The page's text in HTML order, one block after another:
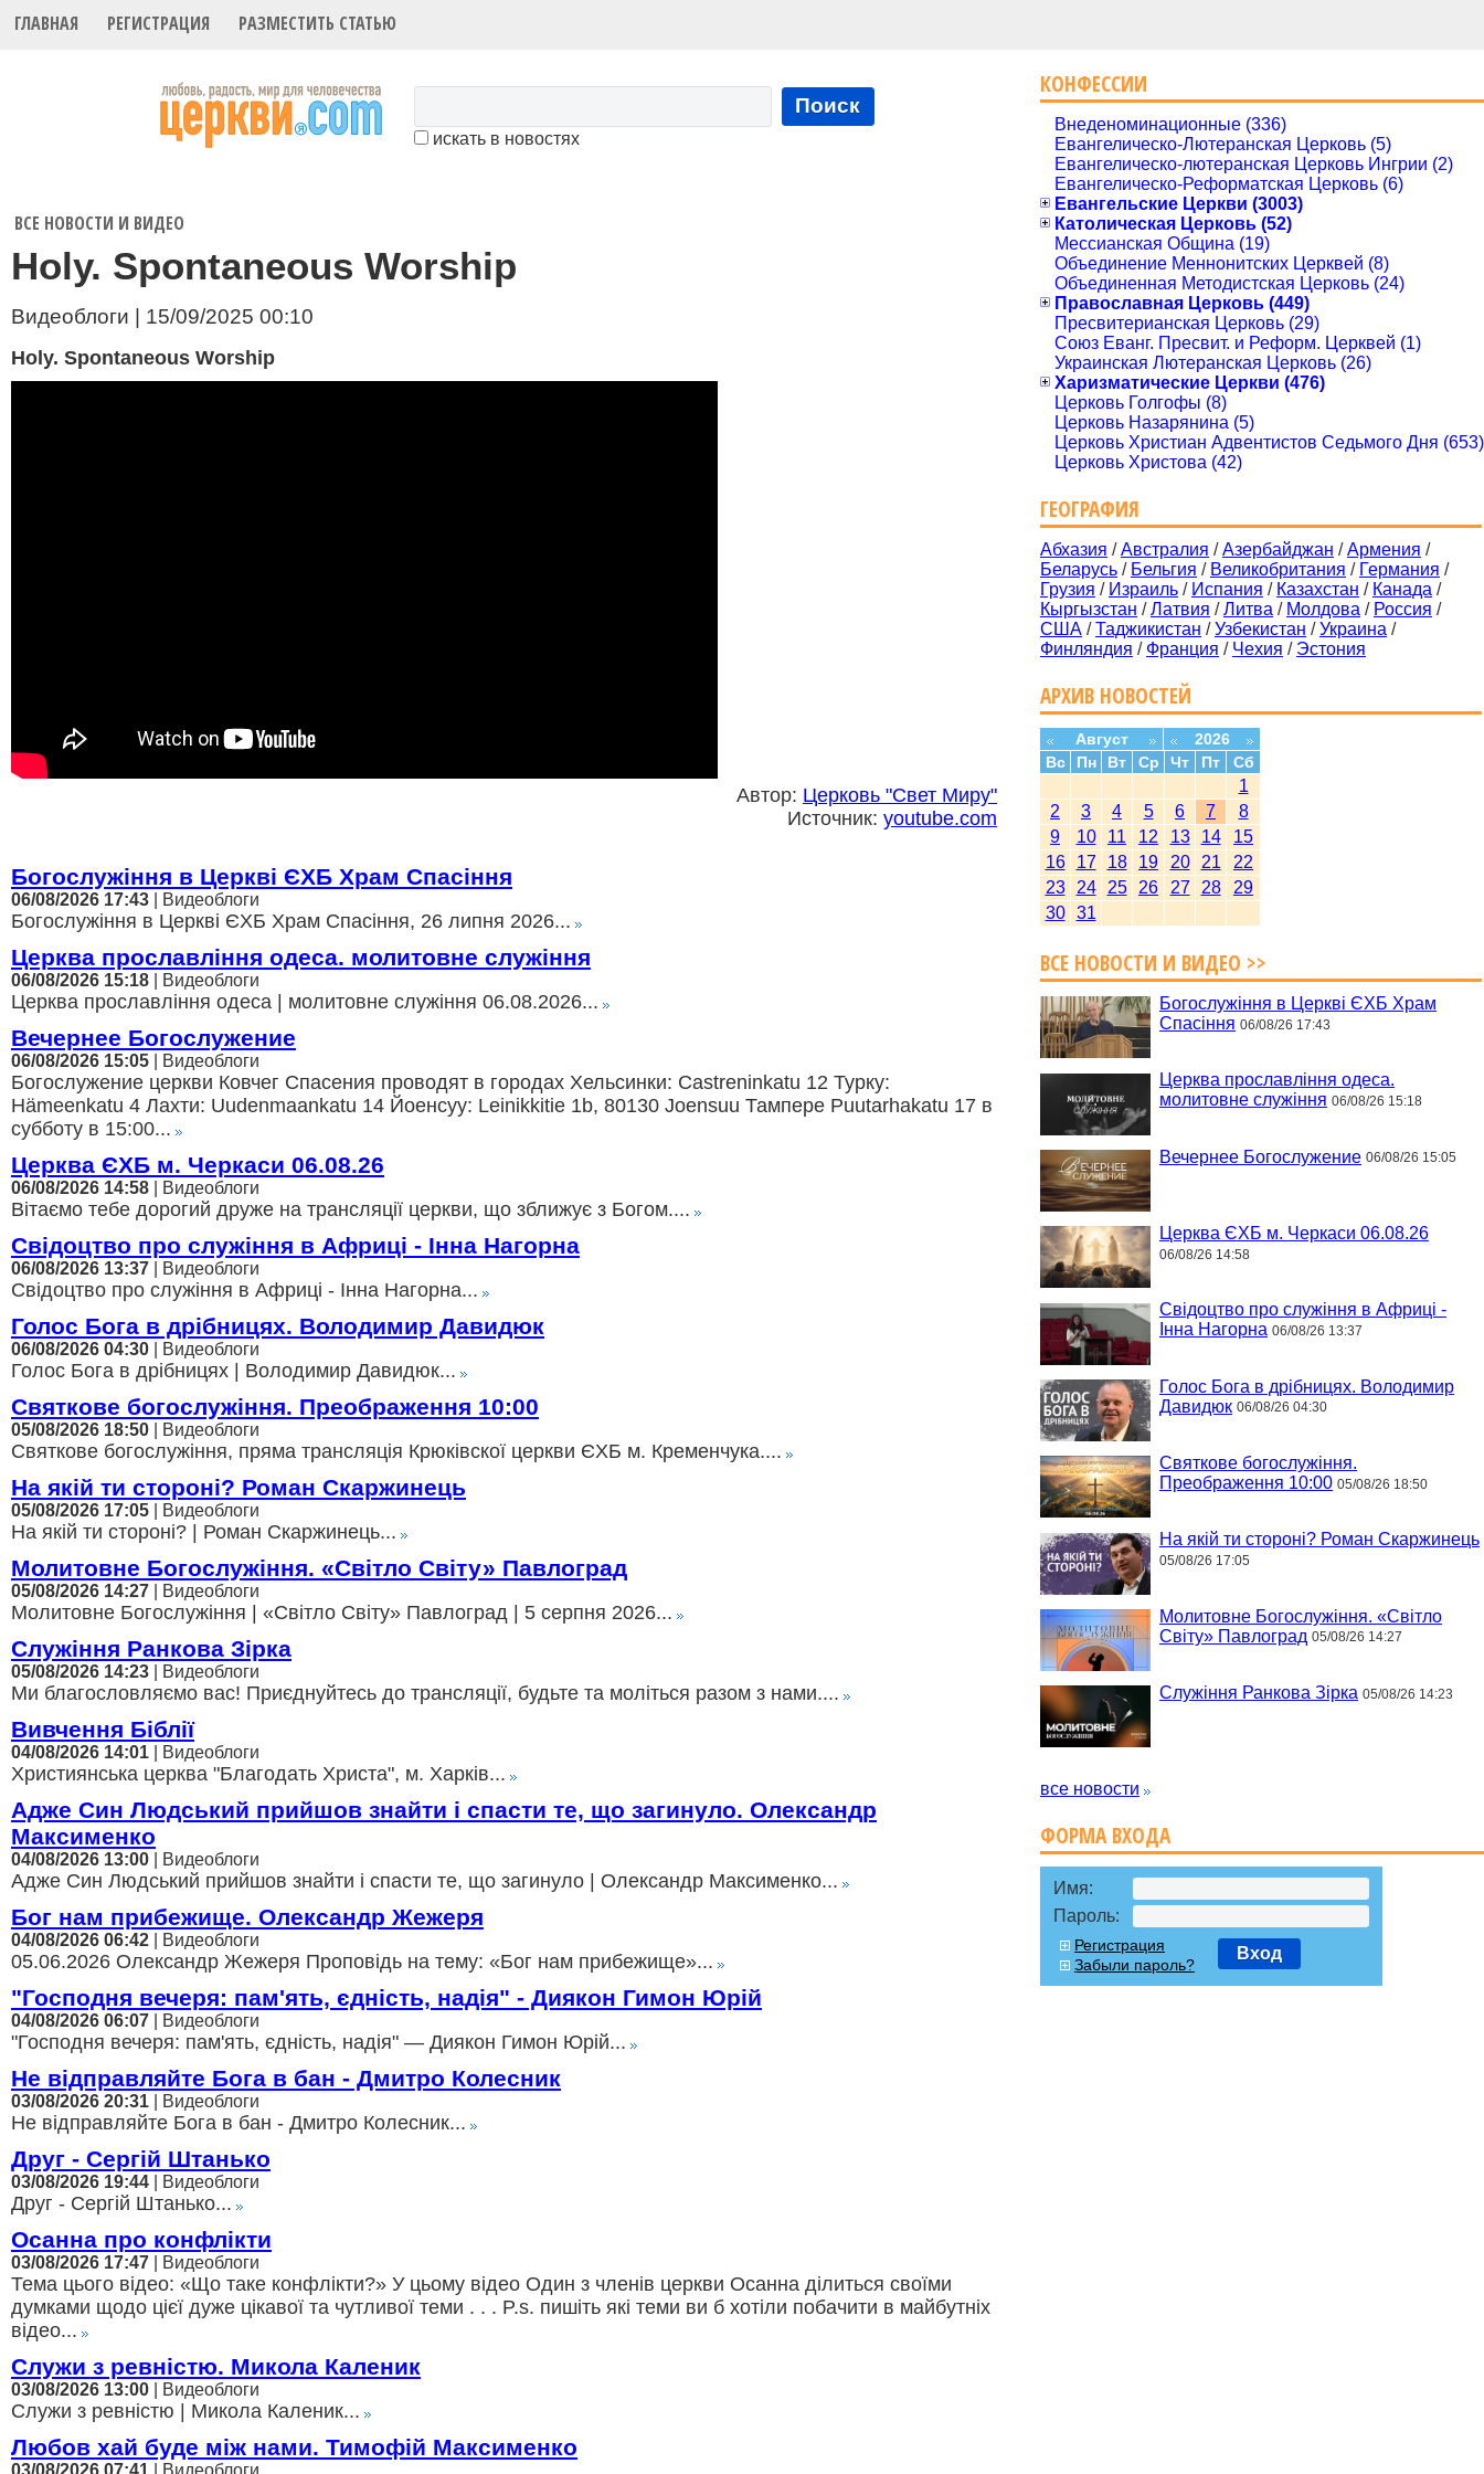
ГЛАВНАЯ РЕГИСТРАЦИЯ РАЗМЕСТИТЬ СТАТЬЮ
Поиск
искать в новостях
ВСЕ НОВОСТИ И ВИДЕО
Holy. Spontaneous Worship
Видеоблоги | 15/09/2025 00:10
Holy. Spontaneous Worship
Автор: Церковь "Свет Миру"
Источник: youtube.com
Богослужіння в Церкві ЄХБ Храм Спасіння
06/08/2026 17:43 | Видеоблоги
Богослужіння в Церкві ЄХБ Храм Спасіння, 26 липня 2026...
Церква прославління одеса. молитовне служіння
06/08/2026 15:18 | Видеоблоги
Церква прославління одеса | молитовне служіння 06.08.2026...
Вечернее Богослужение
06/08/2026 15:05 | Видеоблоги
Богослужение церкви Ковчег Спасения проводят в городах Хельсинки: Castreninkatu 12 Турку:
Hämeenkatu 4 Лахти: Uudenmaankatu 14 Йоенсуу: Leinikkitie 1b, 80130 Joensuu Тампере Puutarhakatu 17 в
субботу в 15:00...
Церква ЄХБ м. Черкаси 06.08.26
06/08/2026 14:58 | Видеоблоги
Вітаємо тебе дорогий друже на трансляції церкви, що зближує з Богом....
Свідоцтво про служіння в Африці - Інна Нагорна
06/08/2026 13:37 | Видеоблоги
Свідоцтво про служіння в Африці - Інна Нагорна...
Голос Бога в дрібницях. Володимир Давидюк
06/08/2026 04:30 | Видеоблоги
Голос Бога в дрібницях | Володимир Давидюк...
Святкове богослужіння. Преображення 10:00
05/08/2026 18:50 | Видеоблоги
Святкове богослужіння, пряма трансляція Крюківскої церкви ЄХБ м. Кременчука....
На якій ти стороні? Роман Скаржинець
05/08/2026 17:05 | Видеоблоги
На якій ти стороні? | Роман Скаржинець...
Молитовне Богослужіння. «Світло Світу» Павлоград
05/08/2026 14:27 | Видеоблоги
Молитовне Богослужіння | «Світло Світу» Павлоград | 5 серпня 2026...
Служіння Ранкова Зірка
05/08/2026 14:23 | Видеоблоги
Ми благословляємо вас! Приєднуйтесь до трансляції, будьте та моліться разом з нами....
Вивчення Біблії
04/08/2026 14:01 | Видеоблоги
Християнська церква "Благодать Христа", м. Харків...
Адже Син Людський прийшов знайти і спасти те, що загинуло. Олександр
Максименко
04/08/2026 13:00 | Видеоблоги
Адже Син Людський прийшов знайти і спасти те, що загинуло | Олександр Максименко...
Бог нам прибежище. Олександр Жежеря
04/08/2026 06:42 | Видеоблоги
05.06.2026 Олександр Жежеря Проповідь на тему: «Бог нам прибежище»...
"Господня вечеря: пам'ять, єдність, надія" - Диякон Гимон Юрій
04/08/2026 06:07 | Видеоблоги
"Господня вечеря: пам'ять, єдність, надія" — Диякон Гимон Юрій...
Не відправляйте Бога в бан - Дмитро Колесник
03/08/2026 20:31 | Видеоблоги
Не відправляйте Бога в бан - Дмитро Колесник...
Друг - Сергій Штанько
03/08/2026 19:44 | Видеоблоги
Друг - Сергій Штанько...
Осанна про конфлікти
03/08/2026 17:47 | Видеоблоги
Тема цього відео: «Що таке конфлікти?» У цьому відео Один з членів церкви Осанна ділиться своїми
думками щодо цієї дуже цікавої та чутливої теми . . . P.s. пишіть які теми ви б хотіли побачити в майбутніх
відео...
Служи з ревністю. Микола Каленик
03/08/2026 13:00 | Видеоблоги
Служи з ревністю | Микола Каленик...
Любов хай буде між нами. Тимофій Максименко
КОНФЕССИИ
Внеденоминационные (336)
Евангелическо-Лютеранская Церковь (5)
Евангелическо-лютеранская Церковь Ингрии (2)
Евангелическо-Реформатская Церковь (6)
Евангельские Церкви (3003)
Католическая Церковь (52)
Мессианская Община (19)
Объединение Меннонитских Церквей (8)
Объединенная Методистская Церковь (24)
Православная Церковь (449)
Пресвитерианская Церковь (29)
Союз Еванг. Пресвит. и Реформ. Церквей (1)
Украинская Лютеранская Церковь (26)
Харизматические Церкви (476)
Церковь Голгофы (8)
Церковь Назарянина (5)
Церковь Христиан Адвентистов Седьмого Дня (653)
Церковь Христова (42)
ГЕОГРАФИЯ
Абхазия /Австралия /Азербайджан /Армения /
Беларусь / Бельгия / Великобритания / Германия /
Грузия / Израиль / Испания / Казахстан / Канада /
Кыргызстан /Латвия /Литва / Молдова / Россия /
США /Таджикистан /Узбекистан /Украина /
Финляндия / Франция / Чехия / Эстония
АРХИВ НОВОСТЕЙ
Август
2026
Вс
Пн Вт Ср Чт Пт Сб
1
2
3 4 5 6 7
8
9
10 11 12 13 14
15
16
17 18 19 20 21
22
23
24 25 26 27 28
29
30
31
ВСЕ НОВОСТИ И ВИДЕО >>
Богослужіння в Церкві ЄХБ Храм
Спасіння 06/08/26 17:43
Церква прославління одеса.
молитовне служіння 06/08/26 15:18
Вечернее Богослужение 06/08/26 15:05
Церква ЄХБ м. Черкаси 06.08.26
06/08/26 14:58
Свідоцтво про служіння в Африці -
Інна Нагорна 06/08/26 13:37
Голос Бога в дрібницях. Володимир
Давидюк 06/08/26 04:30
Святкове богослужіння.
Преображення 10:00 05/08/26 18:50
На якій ти стороні? Роман Скаржинець
05/08/26 17:05
Молитовне Богослужіння. «Світло
Світу» Павлоград 05/08/26 14:27
Служіння Ранкова Зірка 05/08/26 14:23
все новости
ФОРМА ВХОДА
Имя:
Пароль:
Регистрация
Забыли пароль?
Вход